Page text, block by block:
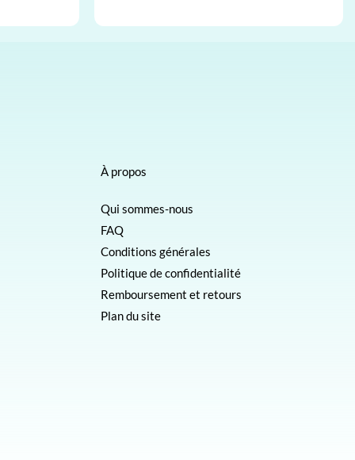
À propos
Qui sommes-nous
FAQ
Conditions générales
Politique de confidentialité
Remboursement et retours
Plan du site